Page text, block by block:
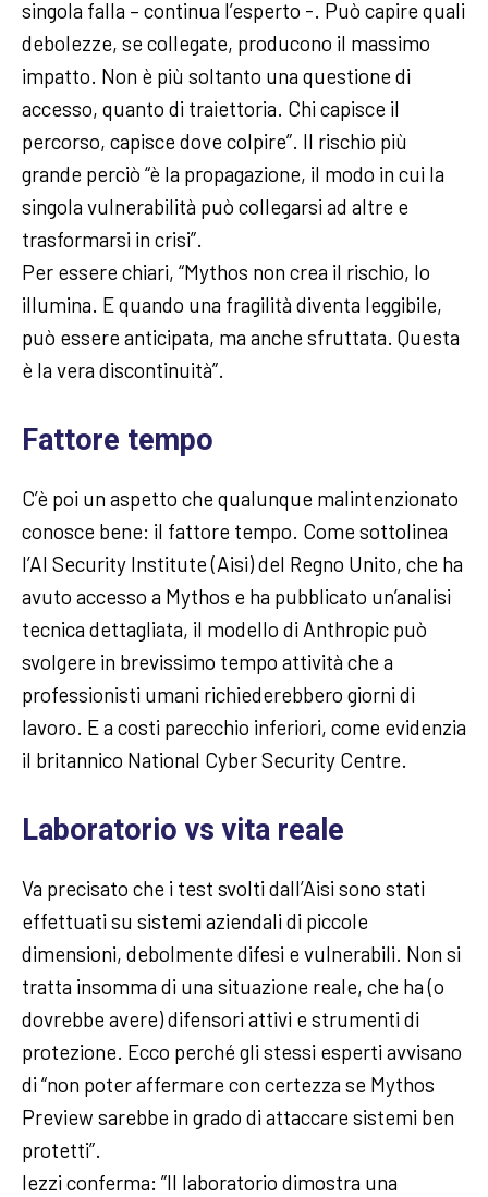
singola falla – continua l’esperto -. Può capire quali
debolezze, se collegate, producono il massimo
impatto. Non è più soltanto una questione di
accesso, quanto di traiettoria. Chi capisce il
percorso, capisce dove colpire”. Il rischio più
grande perciò “è la propagazione, il modo in cui la
singola vulnerabilità può collegarsi ad altre e
trasformarsi in crisi”.
Per essere chiari, “Mythos non crea il rischio, lo
illumina. E quando una fragilità diventa leggibile,
può essere anticipata, ma anche sfruttata. Questa
è la vera discontinuità”.
Fattore tempo
C’è poi un aspetto che qualunque malintenzionato
conosce bene: il fattore tempo. Come sottolinea
l’AI Security Institute (Aisi) del Regno Unito, che ha
avuto accesso a Mythos e ha pubblicato un’analisi
tecnica dettagliata, il modello di Anthropic può
svolgere in brevissimo tempo attività che a
professionisti umani richiederebbero giorni di
lavoro. E a costi parecchio inferiori, come evidenzia
il britannico National Cyber Security Centre.
Laboratorio vs vita reale
Va precisato che i test svolti dall’Aisi sono stati
effettuati su sistemi aziendali di piccole
dimensioni, debolmente difesi e vulnerabili. Non si
tratta insomma di una situazione reale, che ha (o
dovrebbe avere) difensori attivi e strumenti di
protezione. Ecco perché gli stessi esperti avvisano
di “non poter affermare con certezza se Mythos
Preview sarebbe in grado di attaccare sistemi ben
protetti”.
Iezzi conferma: ”Il laboratorio dimostra una